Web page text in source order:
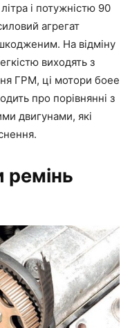
і потужністю 90
агрегат
На відміну
виходять з
ГРМ, ці мотори боее
про порівнянні з
двигунами, які
ремінь